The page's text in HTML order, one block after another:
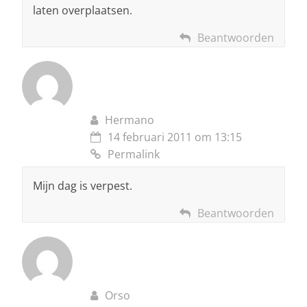
laten overplaatsen.
Beantwoorden
Hermano
14 februari 2011 om 13:15
Permalink
Mijn dag is verpest.
Beantwoorden
Orso